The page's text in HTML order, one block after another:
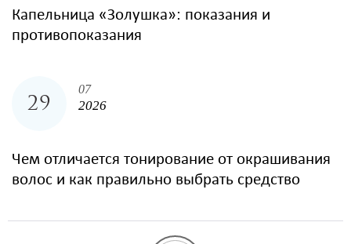
Капельница «Золушка»: показания и
противопоказания
29
07
2026
Чем отличается тонирование от окрашивания
волос и как правильно выбрать средство